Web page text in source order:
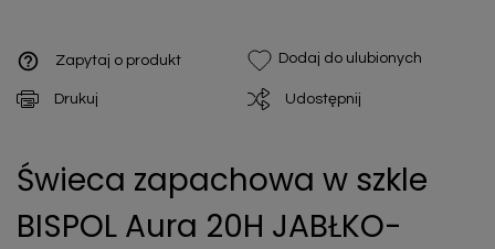
help_outline Zapytaj o produkt Dodaj do ulubionych
Drukuj Udostępnij
Świeca zapachowa w szkle
BISPOL Aura 20H JABŁKO-